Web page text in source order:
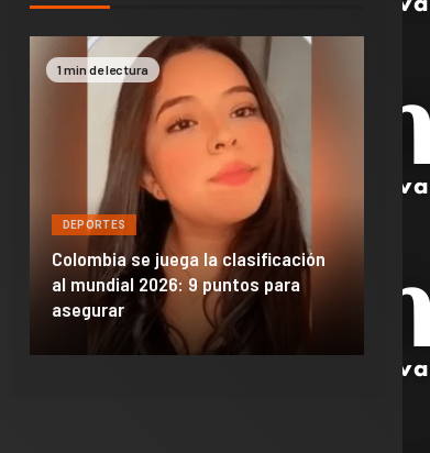
1 min de lectura
DEPORTES
Colombia se juega la clasificación
al mundial 2026: 9 puntos para
asegurar
de